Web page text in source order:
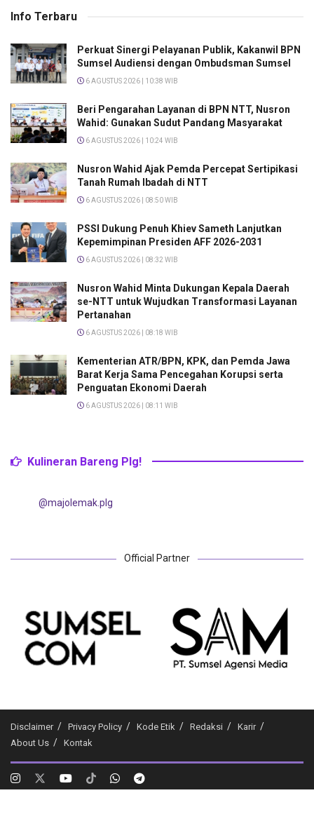
Info Terbaru
Perkuat Sinergi Pelayanan Publik, Kakanwil BPN
Sumsel Audiensi dengan Ombudsman Sumsel
6 AGUSTUS 2026 | 10:38 WIB
Beri Pengarahan Layanan di BPN NTT, Nusron
Wahid: Gunakan Sudut Pandang Masyarakat
6 AGUSTUS 2026 | 10:24 WIB
Nusron Wahid Ajak Pemda Percepat Sertipikasi
Tanah Rumah Ibadah di NTT
6 AGUSTUS 2026 | 08:50 WIB
PSSI Dukung Penuh Khiev Sameth Lanjutkan
Kepemimpinan Presiden AFF 2026-2031
6 AGUSTUS 2026 | 08:32 WIB
Nusron Wahid Minta Dukungan Kepala Daerah
se-NTT untuk Wujudkan Transformasi Layanan
Pertanahan
6 AGUSTUS 2026 | 08:18 WIB
Kementerian ATR/BPN, KPK, dan Pemda Jawa
Barat Kerja Sama Pencegahan Korupsi serta
Penguatan Ekonomi Daerah
6 AGUSTUS 2026 | 08:11 WIB
Kulineran Bareng Plg!
@majolemak.plg
Official Partner
Disclaimer Privacy Policy Kode Etik Redaksi
Karir
About Us
Kontak